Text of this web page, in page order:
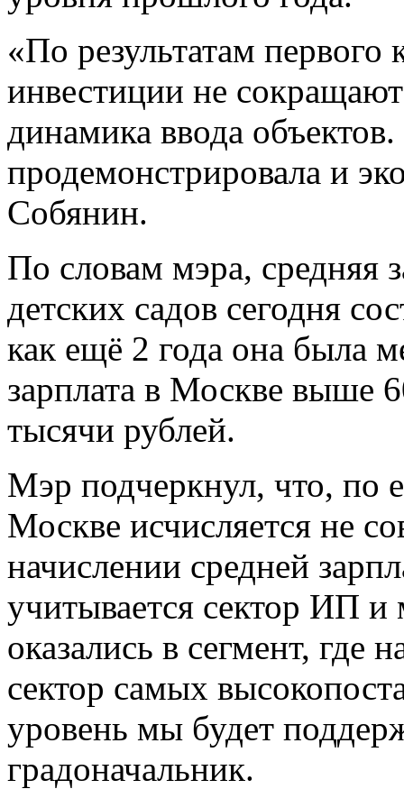
«По результатам первого
инвестиции не
динамика ввода
продемонстрировала и
Собянин.
По словам мэра, средняя
детских садов сегодня
как ещё 2 года она была
зарплата в Москве выше
тысячи рублей.
Мэр подчеркнул, что, по
Москве исчисляется не
начислении средней
учитывается сектор ИП и
оказались в сегмент, где
сектор самых
уровень мы будет
градоначальник.